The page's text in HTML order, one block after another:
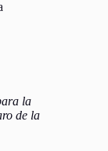
la
de la